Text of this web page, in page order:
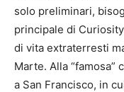
solo preliminari,
principale di
di vita extraterresti
Marte. Alla “famosa”
a San Francisco, in